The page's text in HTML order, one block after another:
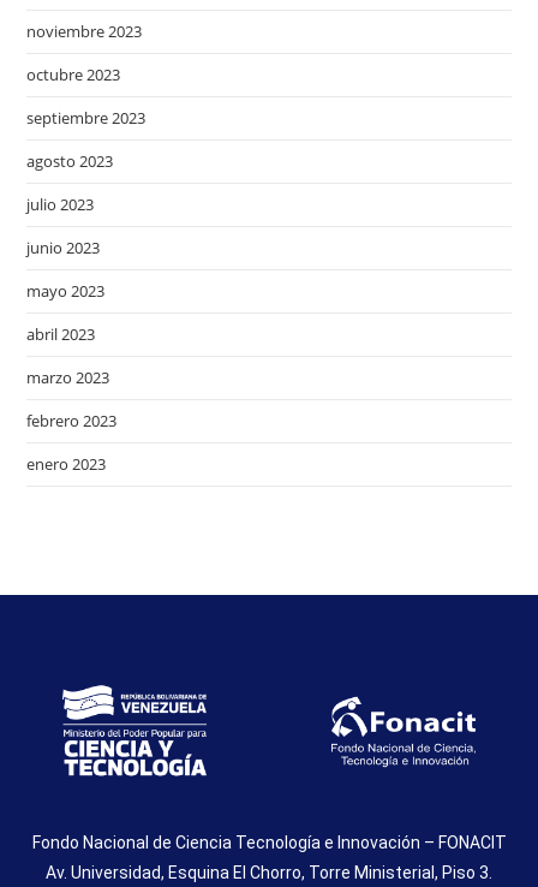
noviembre 2023
octubre 2023
septiembre 2023
agosto 2023
julio 2023
junio 2023
mayo 2023
abril 2023
marzo 2023
febrero 2023
enero 2023
Fondo Nacional de Ciencia Tecnología e Innovación – FONACIT
Av. Universidad, Esquina El Chorro, Torre Ministerial, Piso 3.